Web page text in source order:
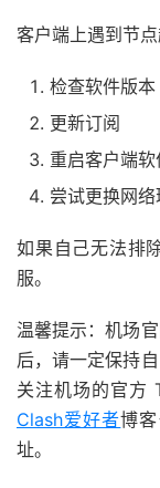
客户端上遇到节
检查软件版本
更新订阅
重启客户端软
尝试更换网
如果自己无法排
服。
温馨提示：机场
后，请一定保持
关注机场的官方
Clash爱好者博
址。